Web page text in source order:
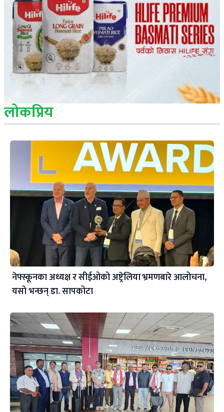
लोकप्रिय
नेफ्स्कूनका अध्यक्ष र सीईओको अष्ट्रेलिया भ्रमणबारे आलोचना,
यसो भन्छन् डा‍. सापकोटा